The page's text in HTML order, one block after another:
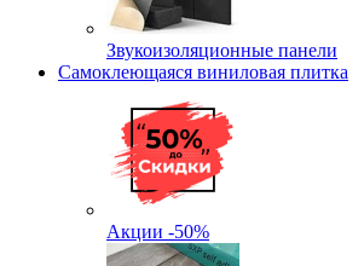
Звукоизоляционные панели
Самоклеющаяся виниловая плитка
Акции -50%